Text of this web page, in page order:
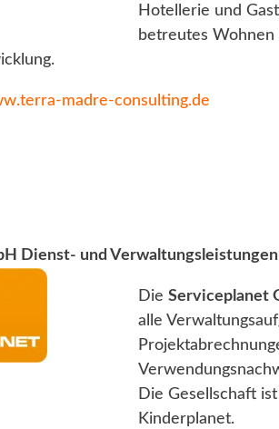
Hotellerie und
betreutes Wohnen
madre-consulting.de
Dienst- und Verwaltungsleistungen
Die Serviceplanet
alle
Die Gesellschaft
Kinderplanet.